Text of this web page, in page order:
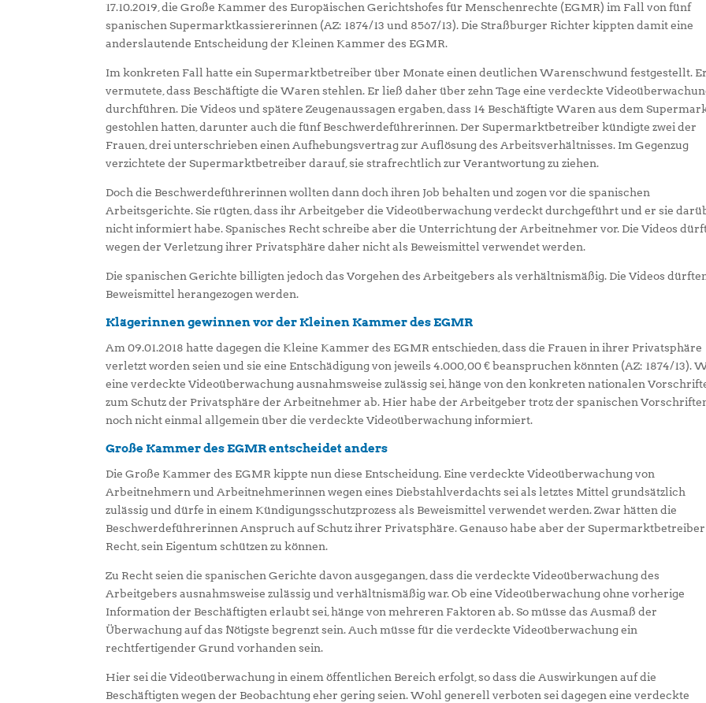
17.10.2019, die Große Kammer des Europäischen Gerichtshofes für Menschenrechte (EGMR) im Fall von fünf
spanischen Supermarktkassiererinnen (AZ: 1874/13 und 8567/13). Die Straßburger Richter kippten damit eine
anderslautende Entscheidung der Kleinen Kammer des EGMR.
Im konkreten Fall hatte ein Supermarktbetreiber über Monate einen deutlichen Warenschwund festgestellt. Er
vermutete, dass Beschäftigte die Waren stehlen. Er ließ daher über zehn Tage eine verdeckte
durchführen. Die Videos und spätere Zeugenaussagen ergaben, dass 14 Beschäftigte Waren aus dem
gestohlen hatten, darunter auch die fünf Beschwerdeführerinnen. Der Supermarktbetreiber kündigte zwei der
Frauen, drei unterschrieben einen Aufhebungsvertrag zur Auflösung des Arbeitsverhältnisses. Im Gegenzug
verzichtete der Supermarktbetreiber darauf, sie strafrechtlich zur Verantwortung zu ziehen.
Doch die Beschwerdeführerinnen wollten dann doch ihren Job behalten und zogen vor die spanischen
Arbeitsgerichte. Sie rügten, dass ihr Arbeitgeber die Videoüberwachung verdeckt durchgeführt und er sie
nicht informiert habe. Spanisches Recht schreibe aber die Unterrichtung der Arbeitnehmer vor. Die Videos
wegen der Verletzung ihrer Privatsphäre daher nicht als Beweismittel verwendet werden.
Die spanischen Gerichte billigten jedoch das Vorgehen des Arbeitgebers als verhältnismäßig. Die Videos
Beweismittel herangezogen werden.
Klägerinnen gewinnen vor der Kleinen Kammer des EGMR
Am 09.01.2018 hatte dagegen die Kleine Kammer des EGMR entschieden, dass die Frauen in ihrer Privatsphäre
verletzt worden seien und sie eine Entschädigung von jeweils 4.000,00 € beanspruchen könnten (AZ: 1874/13).
eine verdeckte Videoüberwachung ausnahmsweise zulässig sei, hänge von den konkreten nationalen
zum Schutz der Privatsphäre der Arbeitnehmer ab. Hier habe der Arbeitgeber trotz der spanischen
noch nicht einmal allgemein über die verdeckte Videoüberwachung informiert.
Große Kammer des EGMR entscheidet anders
Die Große Kammer des EGMR kippte nun diese Entscheidung. Eine verdeckte Videoüberwachung von
Arbeitnehmern und Arbeitnehmerinnen wegen eines Diebstahlverdachts sei als letztes Mittel grundsätzlich
zulässig und dürfe in einem Kündigungsschutzprozess als Beweismittel verwendet werden. Zwar hätten die
Beschwerdeführerinnen Anspruch auf Schutz ihrer Privatsphäre. Genauso habe aber der Supermarktbetreiber
Recht, sein Eigentum schützen zu können.
Zu Recht seien die spanischen Gerichte davon ausgegangen, dass die verdeckte Videoüberwachung des
Arbeitgebers ausnahmsweise zulässig und verhältnismäßig war. Ob eine Videoüberwachung ohne vorherige
Information der Beschäftigten erlaubt sei, hänge von mehreren Faktoren ab. So müsse das Ausmaß der
Überwachung auf das Nötigste begrenzt sein. Auch müsse für die verdeckte Videoüberwachung ein
rechtfertigender Grund vorhanden sein.
Hier sei die Videoüberwachung in einem öffentlichen Bereich erfolgt, so dass die Auswirkungen auf die
Beschäftigten wegen der Beobachtung eher gering seien. Wohl generell verboten sei dagegen eine verdeckte